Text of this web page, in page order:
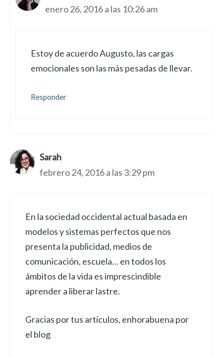
enero 26, 2016 a las 10:26 am
Estoy de acuerdo Augusto, las cargas
emocionales son las más pesadas de llevar.
Responder
Sarah
febrero 24, 2016 a las 3:29 pm
En la sociedad occidental actual basada en
modelos y sistemas perfectos que nos
presenta la publicidad, medios de
comunicación, escuela… en todos los
ámbitos de la vida es imprescindible
aprender a liberar lastre.
Gracias por tus artículos, enhorabuena por
el blog